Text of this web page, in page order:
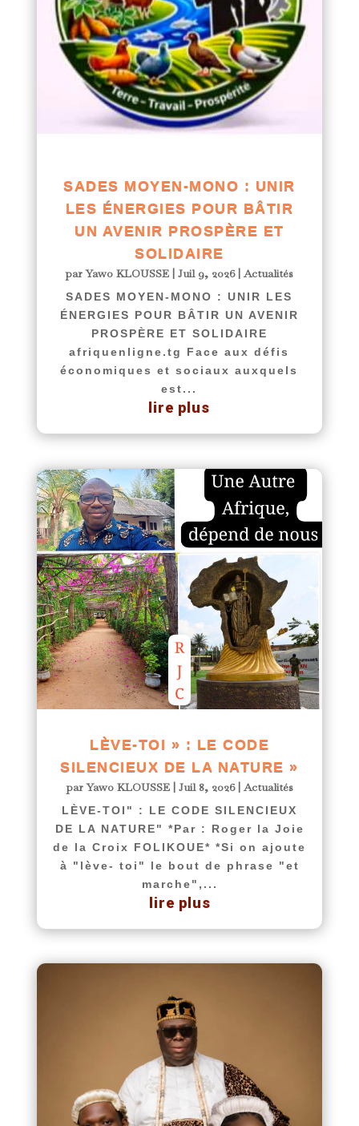
SADES MOYEN-MONO : UNIR
LES ÉNERGIES POUR BÂTIR
UN AVENIR PROSPÈRE ET
SOLIDAIRE
parYawo KLOUSSE |Juil 9, 2026|Actualités
SADES MOYEN-MONO : UNIR LES
ÉNERGIES POUR BÂTIR UN AVENIR
PROSPÈRE ET SOLIDAIRE
afriquenligne.tg Face aux défis
économiques et sociaux auxquels
est...
lire plus
LÈVE-TOI » : LE CODE
SILENCIEUX DE LA NATURE »
parYawo KLOUSSE| Juil 8, 2026|Actualités
LÈVE-TOI" : LE CODE SILENCIEUX
DE LA NATURE" *Par : Roger la Joie
de la Croix FOLIKOUE* *Si on ajoute
à "lève- toi" le bout de phrase "et
marche",...
lire plus